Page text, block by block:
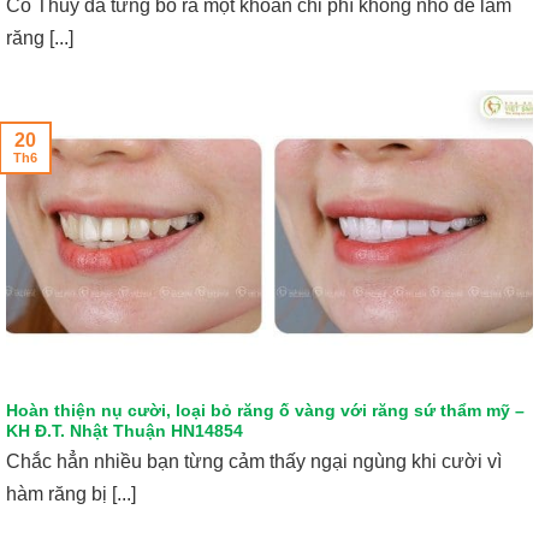
Cô Thủy đã từng bỏ ra một khoản chi phí không nhỏ để làm
răng [...]
Hoàn thiện nụ cười, loại bỏ răng ố vàng với răng sứ thẩm mỹ –
KH Đ.T. Nhật Thuận HN14854
Chắc hẳn nhiều bạn từng cảm thấy ngại ngùng khi cười vì
hàm răng bị [...]
20
Th6